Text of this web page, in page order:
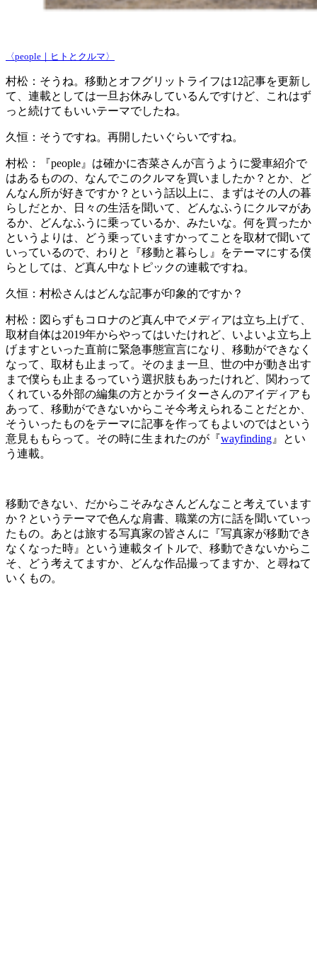
〈people｜ヒトとクルマ〉
村松： そうね。移動とオフグリットライフは12記事を更新し
て、連載としては一旦お休みしているんですけど、これはず
っと続けてもいいテーマでしたね。
久恒： そうですね。再開したいぐらいですね。
村松：
『people』は確かに杏菜さんが言うように愛車紹介で
はあるものの、なんでこのクルマを買いましたか？とか、ど
んなん所が好きですか？という話以上に、まずはその人の暮
らしだとか、日々の生活を聞いて、どんなふうにクルマがあ
るか、どんなふうに乗っているか、みたいな。何を買ったか
というよりは、どう乗っていますかってことを取材で聞いて
いっているので、わりと『移動と暮らし』をテーマにする僕
らとしては、ど真ん中なトピックの連載ですね。
久恒： 村松さんはどんな記事が印象的ですか？
村松： 図らずもコロナのど真ん中でメディアは立ち上げて、
取材自体は2019年からやってはいたけれど、いよいよ立ち上
げますといった直前に緊急事態宣言になり、移動ができなく
なって、取材も止まって。そのまま一旦、世の中が動き出す
まで僕らも止まるっていう選択肢もあったけれど、関わって
くれている外部の編集の方とかライターさんのアイディアも
あって、移動ができないからこそ今考えられることだとか、
そういったものをテーマに記事を作ってもよいのではという
意見ももらって。その時に生まれたのが『wayfinding 』とい
う連載。
移動できない、だからこそみなさんどんなこと考えています
か？というテーマで色んな肩書、職業の方に話を聞いていっ
たもの。あとは旅する写真家の皆さんに『写真家が移動でき
なくなった時』という連載タイトルで、移動できないからこ
そ、どう考えてますか、どんな作品撮ってますか、と尋ねて
いくもの。